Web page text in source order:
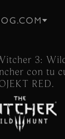
3:
con tu
RED.